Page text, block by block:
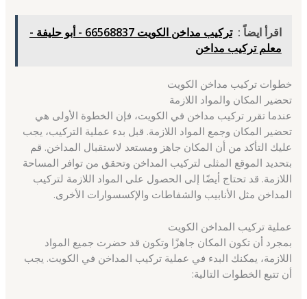
اقرأ ايضاً :
تركيب مداخن الكويت 66568837 - أبو حليفة -
معلم تركيب مداخن
خطوات تركيب مداخن الكويت
تحضير المكان والمواد اللازمة
عندما تقرر تركيب مداخن في الكويت، فإن الخطوة الأولى هي
تحضير المكان وجمع المواد اللازمة. قبل بدء عملية التركيب، يجب
عليك التأكد من أن المكان جاهز ومستعد لاستقبال المداخن. قم
بتحديد الموقع المثلى لتركيب المداخن وتحقق من توافر المساحة
اللازمة. قد تحتاج أيضًا إلى الحصول على المواد اللازمة لتركيب
المداخن مثل الأنابيب والشفاطات والإكسسوارات الأخرى.
عملية تركيب المداخن الكويت
بمجرد أن تكون المكان جاهزًا وتكون قد حضرت جميع المواد
اللازمة، يمكنك البدء في عملية تركيب المداخن في الكويت. يجب
أن تتبع الخطوات التالية: